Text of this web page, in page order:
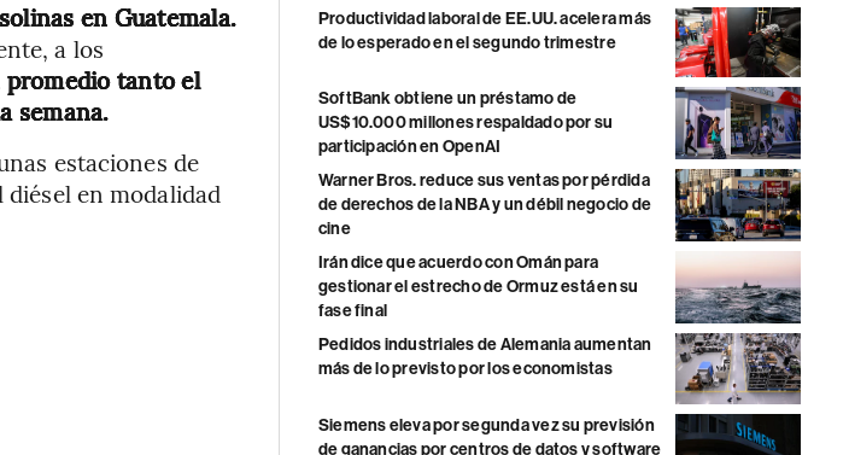
en Guatemala.
a los
promedio tanto el
semana.
estaciones de
en modalidad
Productividad laboral de EE.UU. acelera más
de lo esperado en el segundo trimestre
SoftBank obtiene un préstamo de
US$10.000 millones respaldado por su
participación en OpenAI
Warner Bros. reduce sus ventas por pérdida
de derechos de la NBA y un débil negocio de
cine
Irán dice que acuerdo con Omán para
gestionar el estrecho de Ormuz está en su
fase final
Pedidos industriales de Alemania aumentan
más de lo previsto por los economistas
Siemens eleva por segunda vez su previsión
de ganancias por centros de datos y software